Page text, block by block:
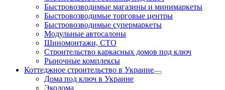
Быстровозводимые магазины и минимаркеты
Быстровозводимые торговые центры
Быстровозводимые супермаркеты
Модульные автосалоны
Шиномонтажи, СТО
Строительство каркасных домов под ключ
Рыночные комплексы
Коттеджное строительство в Украине
Дома под ключ в Украине
Экодома